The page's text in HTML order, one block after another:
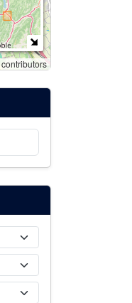
contributors